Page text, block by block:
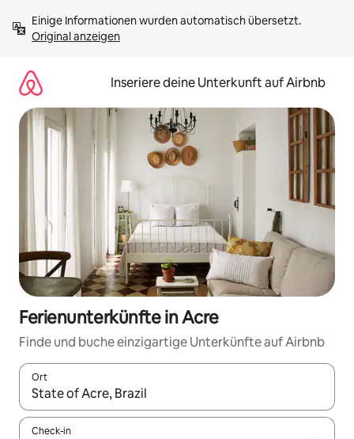
Inhalten
springenOriginal anzeigen
Inseriere deine Unterkunft auf Airbnb
Ferienunterkünfte in Acre
Finde und buche einzigartige Unterkünfte auf Airbnb
Ort
Wenn Ergebnisse verfügbar sind, navigiere mit den
Check-in